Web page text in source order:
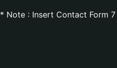
* Note : Insert Contact Form